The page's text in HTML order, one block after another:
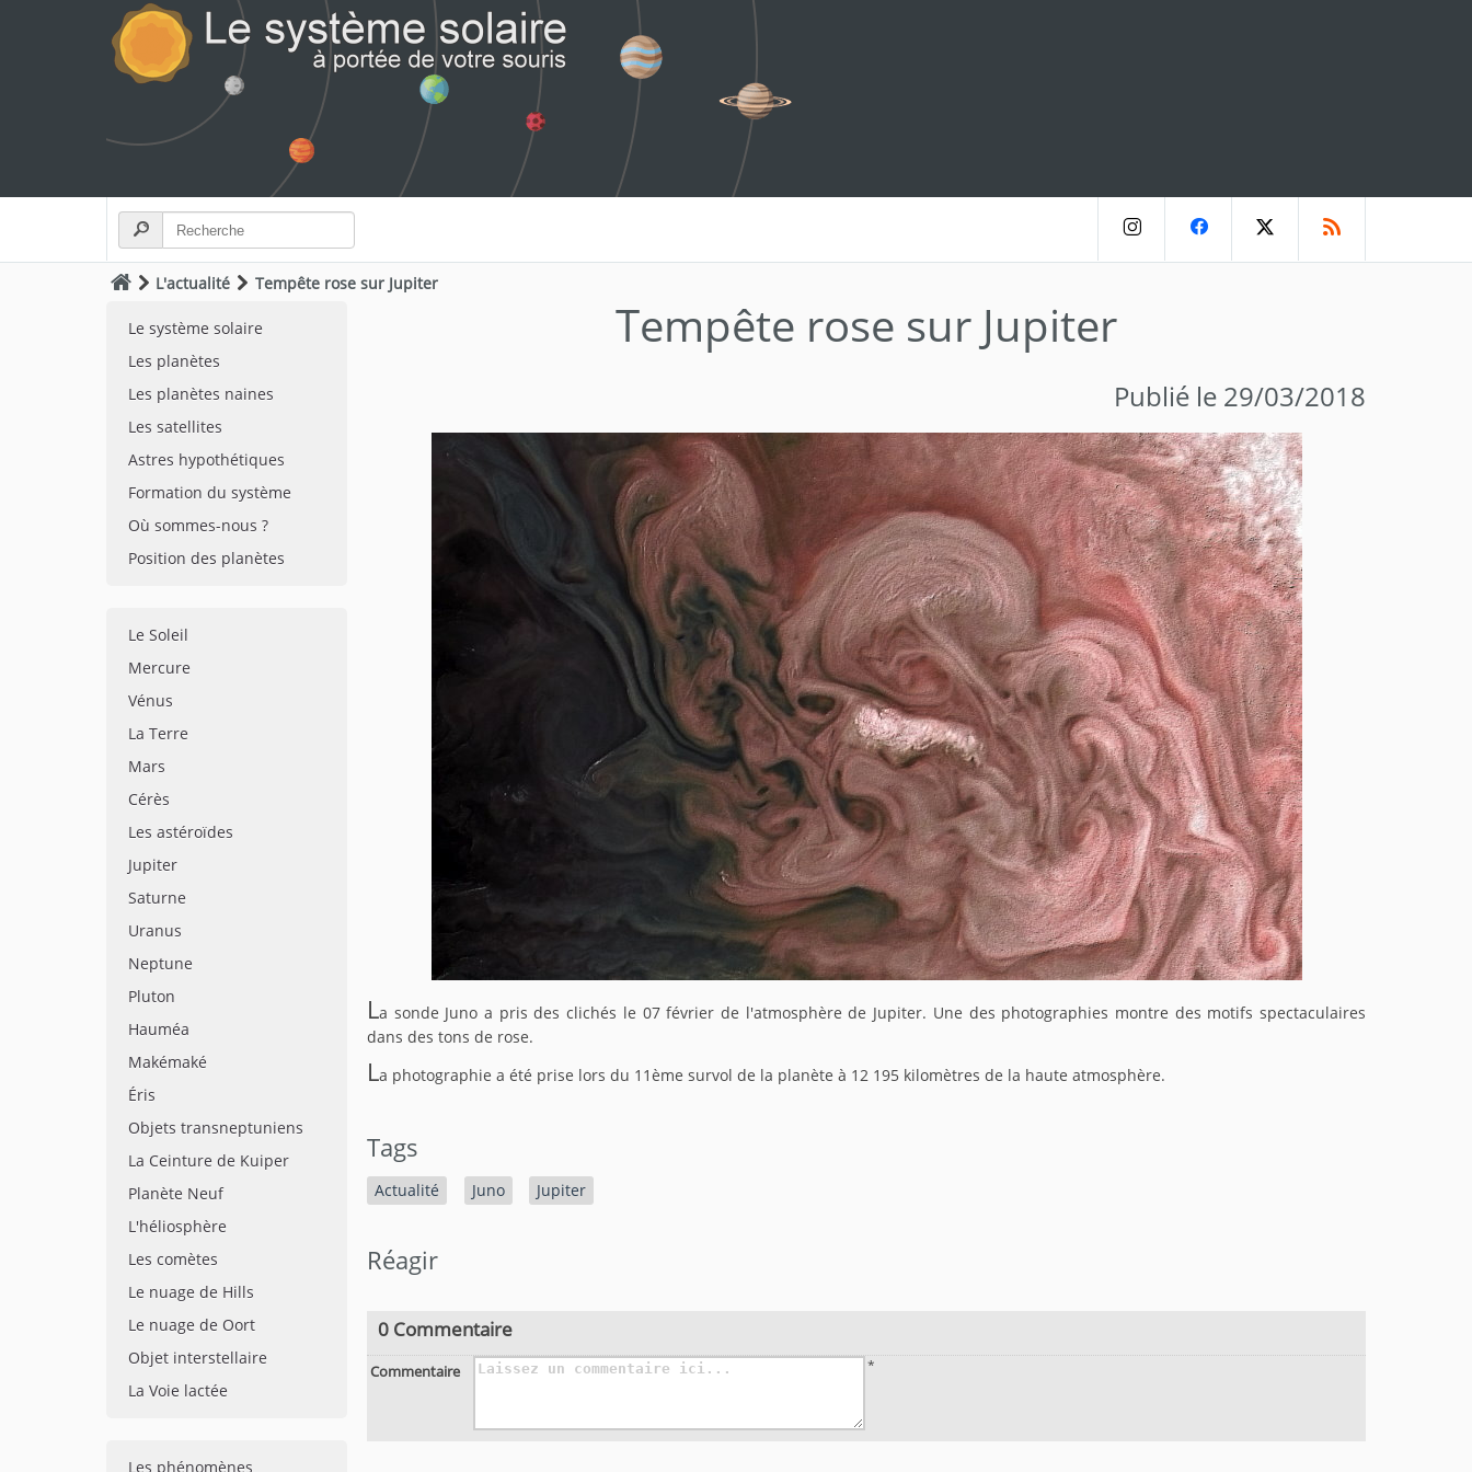
L'actualité Tempête rose sur Jupiter
Le système solaire
Les planètes
Les planètes naines
Les satellites
Astres hypothétiques
Formation du système
Où sommes-nous ?
Position des planètes
Le Soleil
Mercure
Vénus
La Terre
Mars
Cérès
Les astéroïdes
Jupiter
Saturne
Uranus
Neptune
Pluton
Hauméa
Makémaké
Éris
Objets transneptuniens
La Ceinture de Kuiper
Planète Neuf
L'héliosphère
Les comètes
Le nuage de Hills
Le nuage de Oort
Objet interstellaire
La Voie lactée
Les phénomènes
Tempête rose sur Jupiter
Publié le 29/03/2018
La sonde Juno a pris des clichés le 07 février de l'atmosphère de Jupiter. Une des photographies montre des motifs spectaculaires
dans des tons de rose.
La photographie a été prise lors du 11ème survol de la planète à 12 195 kilomètres de la haute atmosphère.
Tags
Actualité Juno Jupiter
Réagir
0 Commentaire
Commentaire *